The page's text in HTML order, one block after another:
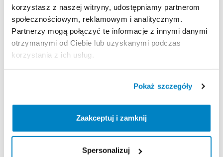
korzystasz z naszej witryny, udostępniamy partnerom
społecznościowym, reklamowym i analitycznym.
Partnerzy mogą połączyć te informacje z innymi danymi
otrzymanymi od Ciebie lub uzyskanymi podczas
korzystania z ich usług.
Pokaż szczegóły
Zaakceptuj i zamknij
Spersonalizuj
Zasady wypożyczenia
REGULAMIN
wypożyczalnię partnerską. Zapoznaj się z jej
regulaminem wypożyczeń.
Regulamin wypożyczalni